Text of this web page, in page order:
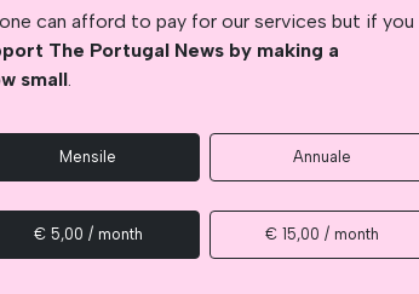
can afford to pay for our services but if you
The Portugal News by making a
small.
Mensile Annuale
€ 5,00 / month € 15,00 / month